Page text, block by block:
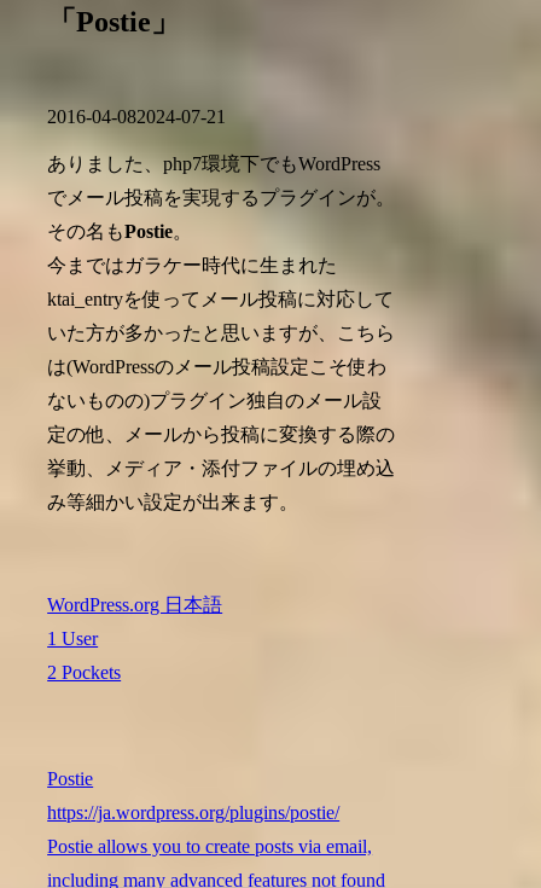
「Postie」
2016-04-082024-07-21
ありました、php7環境下でもWordPress
でメール投稿を実現するプラグインが。
その名もPostie。
今まではガラケー時代に生まれた
ktai_entryを使ってメール投稿に対応して
いた方が多かったと思いますが、こちら
は(WordPressのメール投稿設定こそ使わ
ないものの)プラグイン独自のメール設
定の他、メールから投稿に変換する際の
挙動、メディア・添付ファイルの埋め込
み等細かい設定が出来ます。
WordPress.org 日本語
1 User
2 Pockets
Postie
https://ja.wordpress.org/plugins/postie/
Postie allows you to create posts via email,
including many advanced features not found